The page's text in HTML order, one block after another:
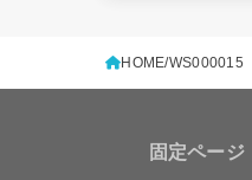
HOME WS000015
固定ページ